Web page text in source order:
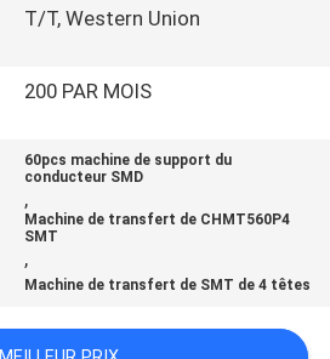
T/T, Western Union
200 PAR MOIS
60pcs machine de support du
conducteur SMD
,
Machine de transfert de CHMT560P4
SMT
,
Machine de transfert de SMT de 4 têtes